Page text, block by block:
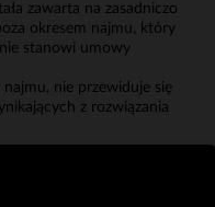
zawarta na zasadniczo
okresem najmu, który
stanowi umowy
nie przewiduje się
z rozwiązania